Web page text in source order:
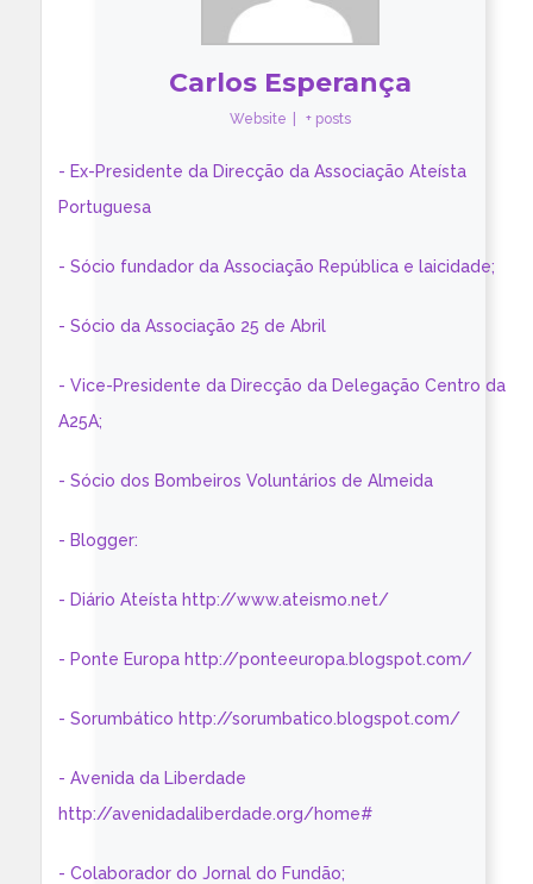
Carlos Esperança
Website + posts
- Ex-Presidente da Direcção da Associação Ateísta
Portuguesa
- Sócio fundador da Associação República e laicidade;
- Sócio da Associação 25 de Abril
- Vice-Presidente da Direcção da Delegação Centro da
A25A;
- Sócio dos Bombeiros Voluntários de Almeida
- Blogger:
- Diário Ateísta http://www.ateismo.net/
- Ponte Europa http://ponteeuropa.blogspot.com/
- Sorumbático http://sorumbatico.blogspot.com/
- Avenida da Liberdade
http://avenidadaliberdade.org/home#
- Colaborador do Jornal do Fundão;